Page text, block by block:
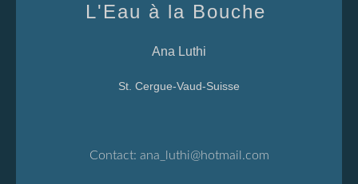
L'Eau à la Bouche
Ana Luthi
St. Cergue-Vaud-Suisse
Contact: ana_luthi@hotmail.com